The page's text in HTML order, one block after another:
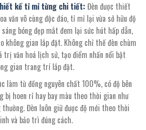
kế tỉ mỉ từng chi tiết: Đèn được thiết
văn vô cùng độc đáo, tỉ mỉ lại vừa sở hữu độ
sáng bóng đẹp mắt đem lại sức hút hấp dẫn,
không gian lắp đặt. Không chỉ thế đèn chùm
trị văn hoá lịch sử, tạo điểm nhấn nổi bật
gian trang trí lắp đặt.
làm từ đồng nguyên chất 100%, có độ bên
bị hoen rỉ hay bay màu theo thời gian như
Đèn luôn giữ được độ mới theo thời
và bảo trì đúng cách.